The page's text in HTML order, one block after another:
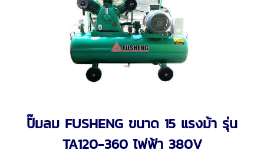
ปั๊มลม FUSHENG ขนาด 15 แรงม้า รุ่น
TA120-360 ไฟฟ้า 380V